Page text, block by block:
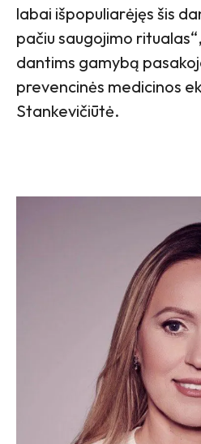
labai išpopuliarėjęs šis
pačiu saugojimo
dantims gamybą
prevencinės medicinos
Stankevičiūtė.